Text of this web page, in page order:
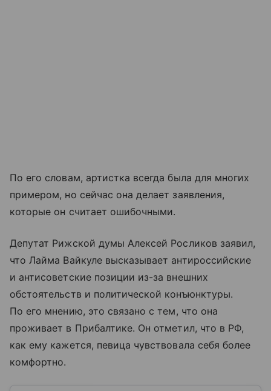
По его словам, артистка всегда была для многих
примером, но сейчас она делает заявления,
которые он считает ошибочными.
Депутат Рижской думы Алексей Росликов заявил,
что Лайма Вайкуле высказывает антироссийские
и антисоветские позиции из-за внешних
обстоятельств и политической конъюнктуры.
По его мнению, это связано с тем, что она
проживает в Прибалтике. Он отметил, что в РФ,
как ему кажется, певица чувствовала себя более
комфортно.